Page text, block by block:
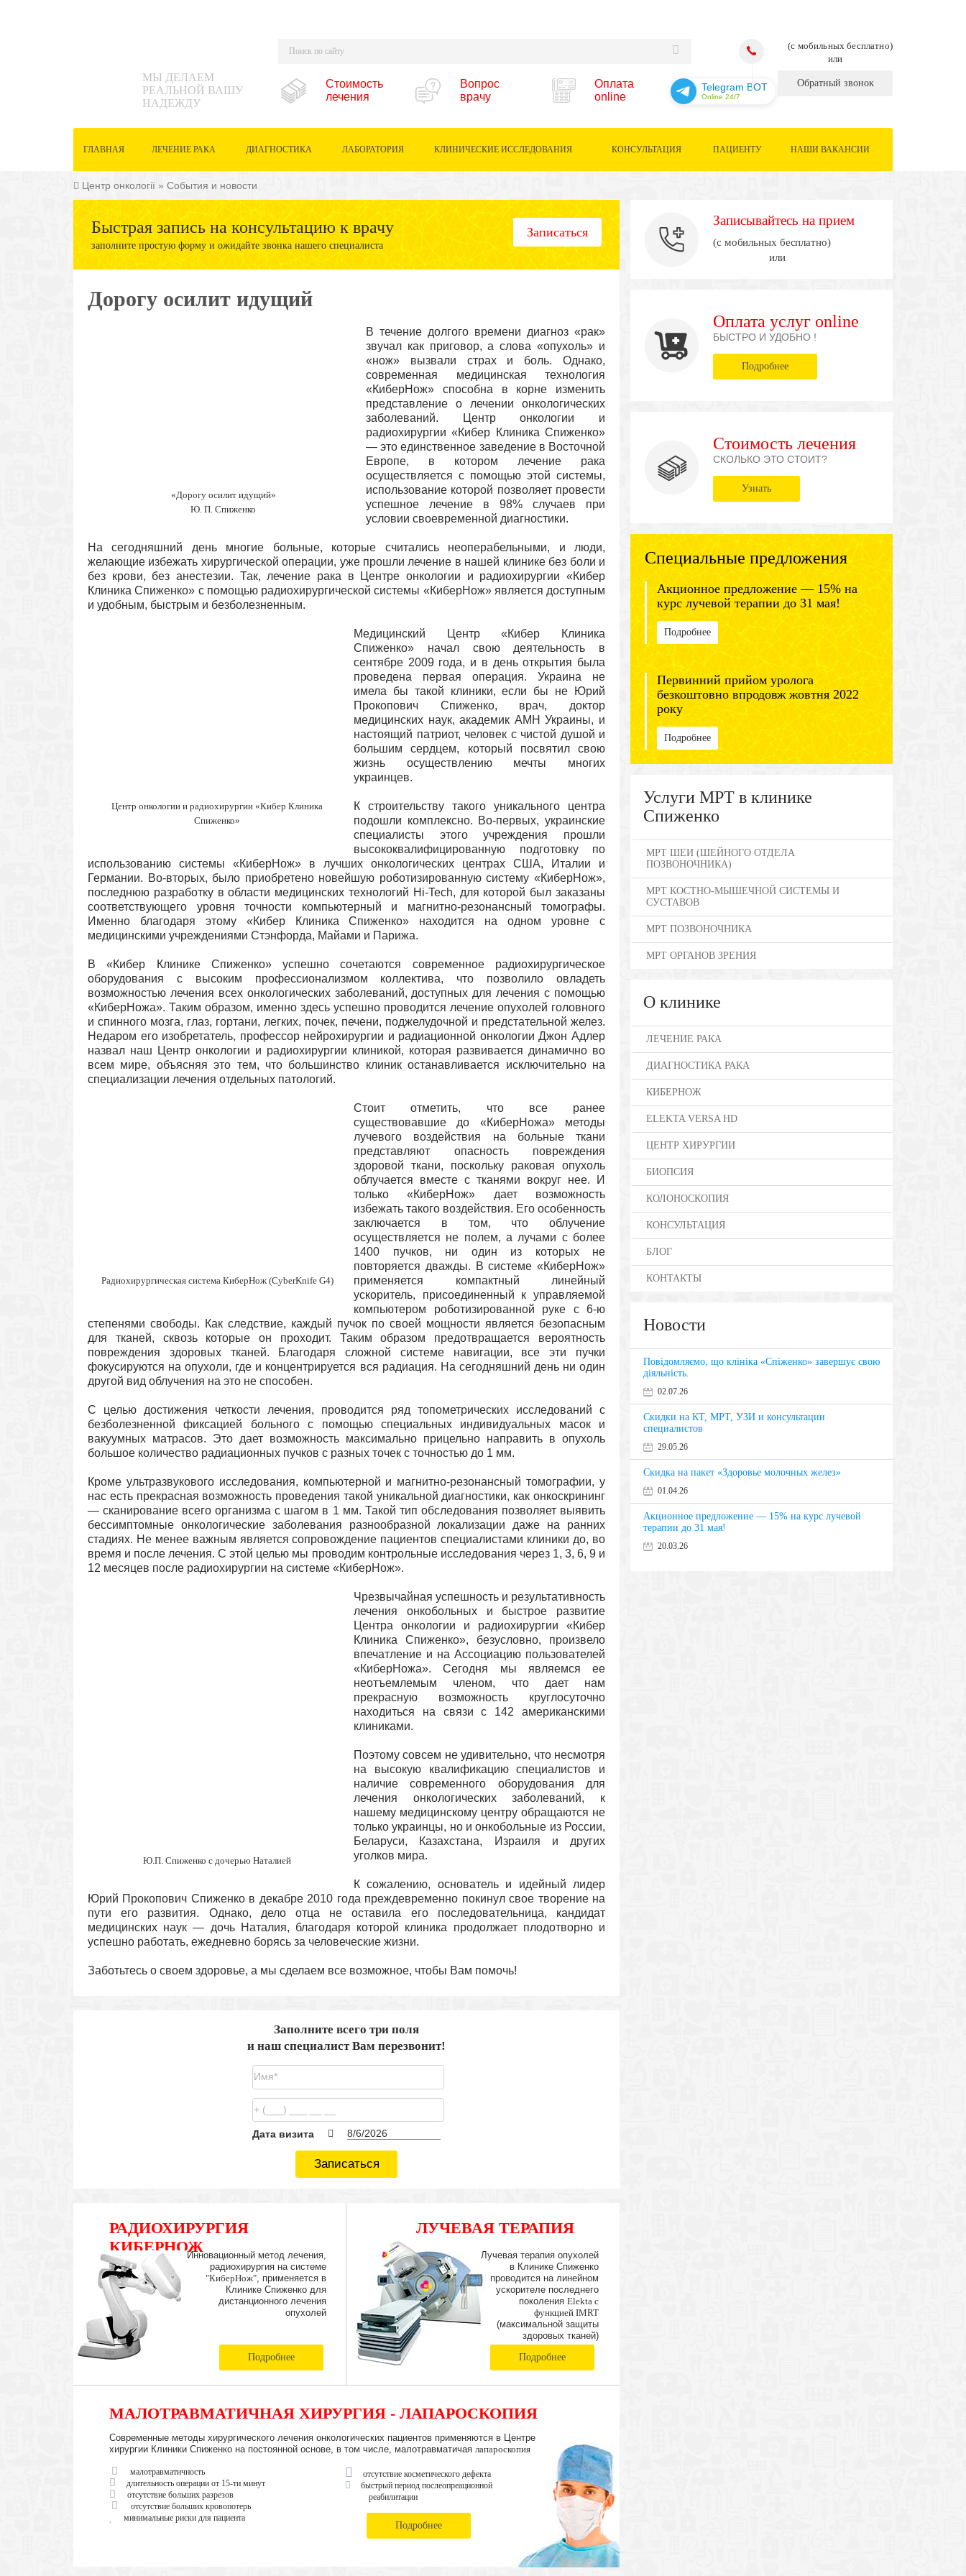
(с мобильных бесплатно)
или
Обратный звонок
МЫ ДЕЛАЕМ
РЕАЛЬНОЙ ВАШУ
НАДЕЖДУ
Стоимость
лечения
Вопрос
врачу
Оплата
online
Telegram BOT
Online 24/7
ГЛАВНАЯ ЛЕЧЕНИЕ РАКА ДИАГНОСТИКА ЛАБОРАТОРИЯ КЛИНИЧЕСКИЕ ИССЛЕДОВАНИЯ КОНСУЛЬТАЦИЯ ПАЦИЕНТУ НАШИ ВАКАНСИИ
Центр онкології » События и новости
Быстрая запись на консультацию к врачу
заполните простую форму и ожидайте звонка нашего специалиста
Записаться
Дорогу осилит идущий
«Дорогу осилит идущий»
Ю. П. Спиженко
В течение долгого времени диагноз «рак»
звучал как приговор, а слова «опухоль» и
«нож» вызвали страх и боль. Однако,
современная медицинская технология
«КиберНож» способна в корне изменить
представление о лечении онкологических
заболеваний. Центр онкологии и
радиохирургии «Кибер Клиника Спиженко»
— это единственное заведение в Восточной
Европе, в котором лечение рака
осуществляется с помощью этой системы,
использование которой позволяет провести
успешное лечение в 98% случаев при
условии своевременной диагностики.
На сегодняшний день многие больные, которые считались неоперабельными, и люди,
желающие избежать хирургической операции, уже прошли лечение в нашей клинике без боли и
без крови, без анестезии. Так, лечение рака в Центре онкологии и радиохирургии «Кибер
Клиника Спиженко» с помощью радиохирургической системы «КиберНож» является доступным
и удобным, быстрым и безболезненным.
Центр онкологии и радиохирургии «Кибер Клиника
Спиженко»
Медицинский Центр «Кибер Клиника
Спиженко» начал свою деятельность в
сентябре 2009 года, и в день открытия была
проведена первая операция. Украина не
имела бы такой клиники, если бы не Юрий
Прокопович Спиженко, врач, доктор
медицинских наук, академик АМН Украины, и
настоящий патриот, человек с чистой душой и
большим сердцем, который посвятил свою
жизнь осуществлению мечты многих
украинцев.
К строительству такого уникального центра
подошли комплексно. Во-первых, украинские
специалисты этого учреждения прошли
высококвалифицированную подготовку по
использованию системы «КиберНож» в лучших онкологических центрах США, Италии и
Германии. Во-вторых, было приобретено новейшую роботизированную систему «КиберНож»,
последнюю разработку в области медицинских технологий Hi-Tech, для которой был заказаны
соответствующего уровня точности компьютерный и магнитно-резонансный томографы.
Именно благодаря этому «Кибер Клиника Спиженко» находится на одном уровне с
медицинскими учреждениями Стэнфорда, Майами и Парижа.
В «Кибер Клинике Спиженко» успешно сочетаются современное радиохирургическое
оборудования с высоким профессионализмом коллектива, что позволило овладеть
возможностью лечения всех онкологических заболеваний, доступных для лечения с помощью
«КиберНожа». Таким образом, именно здесь успешно проводится лечение опухолей головного
и спинного мозга, глаз, гортани, легких, почек, печени, поджелудочной и предстательной желез.
Недаром его изобретатель, профессор нейрохирургии и радиационной онкологии Джон Адлер
назвал наш Центр онкологии и радиохирургии клиникой, которая развивается динамично во
всем мире, объясняя это тем, что большинство клиник останавливается исключительно на
специализации лечения отдельных патологий.
Радиохирургическая система КиберНож (CyberKnife G4)
Стоит отметить, что все ранее
существовавшие до «КиберНожа» методы
лучевого воздействия на больные ткани
представляют опасность повреждения
здоровой ткани, поскольку раковая опухоль
облучается вместе с тканями вокруг нее. И
только «КиберНож» дает возможность
избежать такого воздействия. Его особенность
заключается в том, что облучение
осуществляется не полем, а лучами с более
1400 пучков, ни один из которых не
повторяется дважды. В системе «КиберНож»
применяется компактный линейный
ускоритель, присоединенный к управляемой
компьютером роботизированной руке с 6-ю
степенями свободы. Как следствие, каждый пучок по своей мощности является безопасным
для тканей, сквозь которые он проходит. Таким образом предотвращается вероятность
повреждения здоровых тканей. Благодаря сложной системе навигации, все эти пучки
фокусируются на опухоли, где и концентрируется вся радиация. На сегодняшний день ни один
другой вид облучения на это не способен.
С целью достижения четкости лечения, проводится ряд топометрических исследований с
безболезненной фиксацией больного с помощью специальных индивидуальных масок и
вакуумных матрасов. Это дает возможность максимально прицельно направить в опухоль
большое количество радиационных пучков с разных точек с точностью до 1 мм.
Кроме ультразвукового исследования, компьютерной и магнитно-резонансный томографии, у
нас есть прекрасная возможность проведения такой уникальной диагностики, как онкоскрининг
— сканирование всего организма с шагом в 1 мм. Такой тип обследования позволяет выявить
бессимптомные онкологические заболевания разнообразной локализации даже на ранних
стадиях. Не менее важным является сопровождение пациентов специалистами клиники до, во
время и после лечения. С этой целью мы проводим контрольные исследования через 1, 3, 6, 9 и
12 месяцев после радиохирургии на системе «КиберНож».
Ю.П. Спиженко с дочерью Наталией
Чрезвычайная успешность и результативность
лечения онкобольных и быстрое развитие
Центра онкологии и радиохирургии «Кибер
Клиника Спиженко», безусловно, произвело
впечатление и на Ассоциацию пользователей
«КиберНожа». Сегодня мы являемся ее
неотъемлемым членом, что дает нам
прекрасную возможность круглосуточно
находиться на связи с 142 американскими
клиниками.
Поэтому совсем не удивительно, что несмотря
на высокую квалификацию специалистов и
наличие современного оборудования для
лечения онкологических заболеваний, к
нашему медицинскому центру обращаются не
только украинцы, но и онкобольные из России,
Беларуси, Казахстана, Израиля и других
уголков мира.
К сожалению, основатель и идейный лидер
Юрий Прокопович Спиженко в декабре 2010 года преждевременно покинул свое творение на
пути его развития. Однако, дело отца не оставила его последовательница, кандидат
медицинских наук — дочь Наталия, благодаря которой клиника продолжает плодотворно и
успешно работать, ежедневно борясь за человеческие жизни.
Заботьтесь о своем здоровье, а мы сделаем все возможное, чтобы Вам помочь!
Заполните всего три поля
и наш специалист Вам перезвонит!
Дата визита
Записаться
РАДИОХИРУРГИЯ
КИБЕРНОЖИнновационный метод лечения,
радиохирургия на системе
"КиберНож" , применяется в
Клинике Спиженко для
дистанционного лечения
опухолей
Подробнее
ЛУЧЕВАЯ ТЕРАПИЯ
Лучевая терапия опухолей
в Клинике Спиженко
проводится на линейном
ускорителе последнего
поколения Elekta с
функцией IMRT
(максимальной защиты
здоровых тканей)
Подробнее
МАЛОТРАВМАТИЧНАЯ ХИРУРГИЯ - ЛАПАРОСКОПИЯ
Современные методы хирургического лечения онкологических пациентов применяются в Центре
хирургии Клиники Спиженко на постоянной основе, в том числе, малотравматичая лапароскопия
малотравматичность
длительность операции от 15-ти минут
отсутствие больших разрезов
отсутствие больших кровопотерь
минимальные риски для пациента
отсутствие косметического дефекта
быстрый период послеопреационной
реабилитации
Подробнее
Записывайтесь на прием
(с мобильных бесплатно)
или
Оплата услуг online
БЫСТРО И УДОБНО !
Подробнее
Стоимость лечения
СКОЛЬКО ЭТО СТОИТ?
Узнать
Специальные предложения
Акционное предложение — 15% на
курс лучевой терапии до 31 мая!
Подробнее
Первинний прийом уролога
безкоштовно впродовж жовтня 2022
року
Подробнее
Услуги МРТ в клинике
Спиженко
МРТ ШЕИ (ШЕЙНОГО ОТДЕЛА
ПОЗВОНОЧНИКА)
МРТ КОСТНО-МЫШЕЧНОЙ СИСТЕМЫ И
СУСТАВОВ
МРТ ПОЗВОНОЧНИКА
МРТ ОРГАНОВ ЗРЕНИЯ
О клинике
ЛЕЧЕНИЕ РАКА
ДИАГНОСТИКА РАКА
КИБЕРНОЖ
ELEKTA VERSA HD
ЦЕНТР ХИРУРГИИ
БИОПСИЯ
КОЛОНОСКОПИЯ
КОНСУЛЬТАЦИЯ
БЛОГ
КОНТАКТЫ
Новости
Повідомляємо, що клініка «Спіженко» завершує свою
діяльність.
02.07.26
Скидки на КТ, МРТ, УЗИ и консультации
специалистов
29.05.26
Скидка на пакет «Здоровье молочных желез»
01.04.26
Акционное предложение — 15% на курс лучевой
терапии до 31 мая!
20.03.26